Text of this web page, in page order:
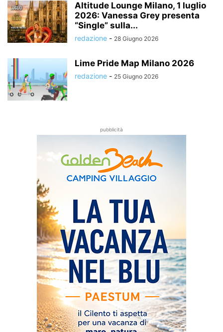
Altitude Lounge Milano, 1 luglio
2026: Vanessa Grey presenta
“Single” sulla...
redazione - 28 Giugno 2026
Lime Pride Map Milano 2026
redazione - 25 Giugno 2026
pubblicità